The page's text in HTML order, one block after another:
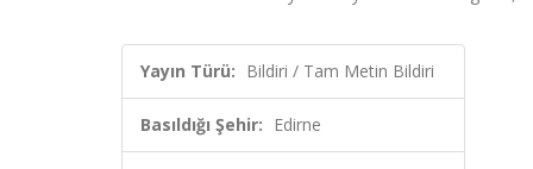
Yayın Türü: Bildiri / Tam Metin Bildiri
Basıldığı Şehir: Edirne